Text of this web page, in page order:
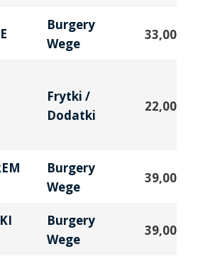
Burgery
Wege
33,00
Frytki /
Dodatki
22,00
Burgery
Wege
39,00
Burgery
Wege
39,00